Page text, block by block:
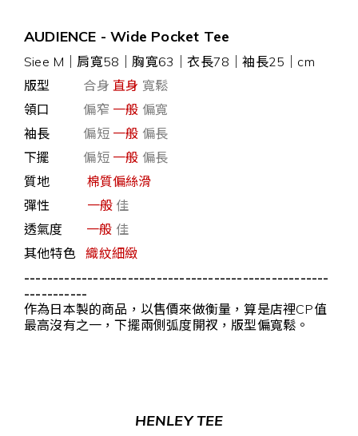
AUDIENCE - Wide Pocket Tee
Siee M｜肩寬58｜胸寬63｜衣長78｜袖長25｜cm
版型 合身 直身 寬鬆
領口 偏窄 一般 偏寬
袖長
偏短 一般 偏長
下擺 偏短 一般 偏長
質地 棉質偏絲滑
彈性 一般 佳
透氣度
一般 佳
其他特色織紋細緻
-----------------------------------------------------
-----------
作為日本製的商品，以售價來做衡量，算是店裡CP值
最高沒有之一，下擺兩側弧度開衩，版型偏寬鬆。
HENLEY TEE